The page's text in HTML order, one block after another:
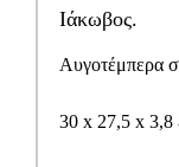
Ιάκωβος.
Αυγοτέμπερα
30 x 27,5 x 3,8